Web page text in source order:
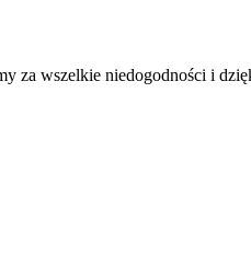
za wszelkie niedogodności i